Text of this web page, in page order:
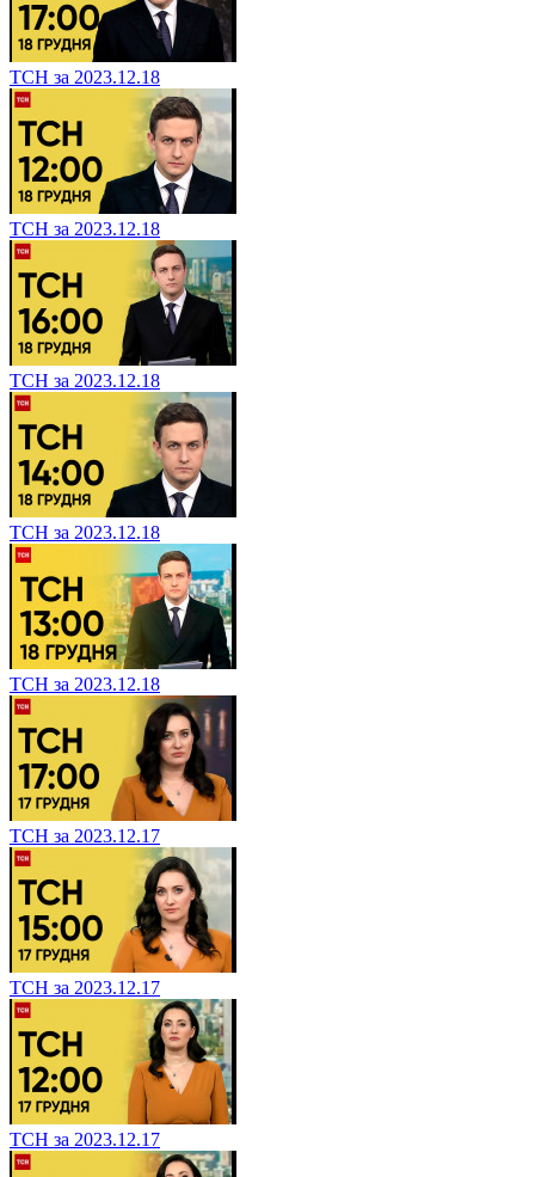
ТСН за 2023.12.18
ТСН за 2023.12.18
ТСН за 2023.12.18
ТСН за 2023.12.18
ТСН за 2023.12.18
ТСН за 2023.12.17
ТСН за 2023.12.17
ТСН за 2023.12.17